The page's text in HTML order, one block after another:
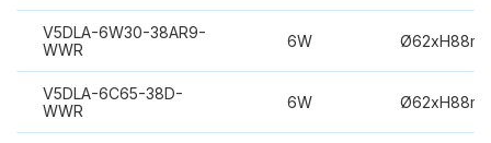
V5DLA-6W30-38AR9-
WWR
6W
V5DLA-6C65-38D-
WWR
6W